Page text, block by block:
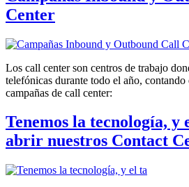
Center
Los call center son centros de trabajo
telefónicas durante todo el año,
campañas de call center:
Tenemos la tecnología, y
abrir nuestros Contact